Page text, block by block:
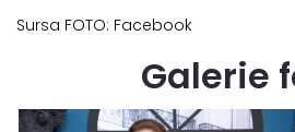
Sursa FOTO: Facebook
Galerie